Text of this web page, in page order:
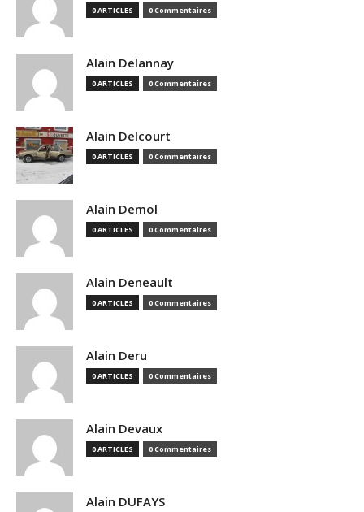
0 ARTICLES 0 Commentaires
Alain Delannay
0 ARTICLES 0 Commentaires
Alain Delcourt
0 ARTICLES 0 Commentaires
Alain Demol
0 ARTICLES 0 Commentaires
Alain Deneault
0 ARTICLES 0 Commentaires
Alain Deru
0 ARTICLES 0 Commentaires
Alain Devaux
0 ARTICLES 0 Commentaires
Alain DUFAYS